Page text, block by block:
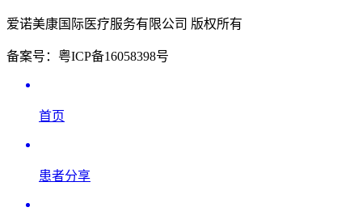
爱诺美康国际医疗服务有限公司 版权所有
备案号：粤ICP备16058398号
首页
患者分享